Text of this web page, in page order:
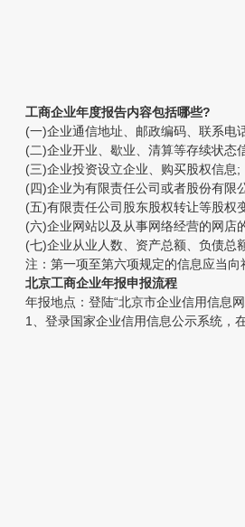
工商企业年度报告内容包括哪些?
(一)企业通信地址、邮政编码、联系电
(二)企业开业、歇业、清算等存续状态
(三)企业投资设立企业、购买股权信息;
(四)企业为有限责任公司或者股份有限公
(五)有限责任公司股东股权转让等股权
(六)企业网站以及从事网络经营的网店
(七)企业从业人数、资产总额、负债总额
注：第一项至第六项规定的信息应当向
北京工商企业年报申报流程
年报地点：登陆“北京市企业信用信息网
1、登录国家企业信用信息公示系统，在